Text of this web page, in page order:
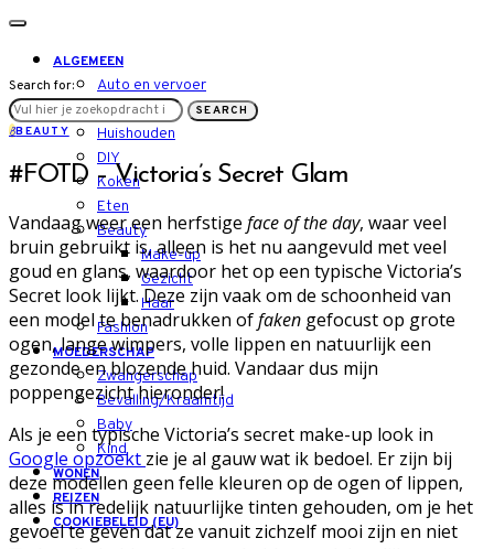
ALGEMEEN
Auto en vervoer
LIFESTYLE
Huishouden
DIY
Koken
Eten
Beauty
Make-up
Gezicht
Haar
Fashion
MOEDERSCHAP
Zwangerschap
Bevalling/Kraamtijd
Baby
Kind
WONEN
REIZEN
COOKIEBELEID (EU)
Search for:
SEARCH
BBEAUTY
#FOTD – Victoria’s Secret Glam
Vandaag weer een herfstige face of the day, waar veel
bruin gebruikt is, alleen is het nu aangevuld met veel
goud en glans, waardoor het op een typische Victoria’s
Secret look lijkt. Deze zijn vaak om de schoonheid van
een model te benadrukken offaken gefocust op grote
ogen, lange wimpers, volle lippen en natuurlijk een
gezonde en blozende huid. Vandaar dus mijn
poppengezicht hieronder!
Als je een typische Victoria’s secret make-up look in
Google opzoekt zie je al gauw wat ik bedoel. Er zijn bij
deze modellen geen felle kleuren op de ogen of lippen,
alles is in redelijk natuurlijke tinten gehouden, om je het
gevoel te geven dat ze vanuit zichzelf mooi zijn en niet